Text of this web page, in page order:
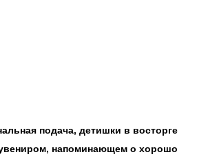
подача, детишки в восторге
напоминающем о хорошо